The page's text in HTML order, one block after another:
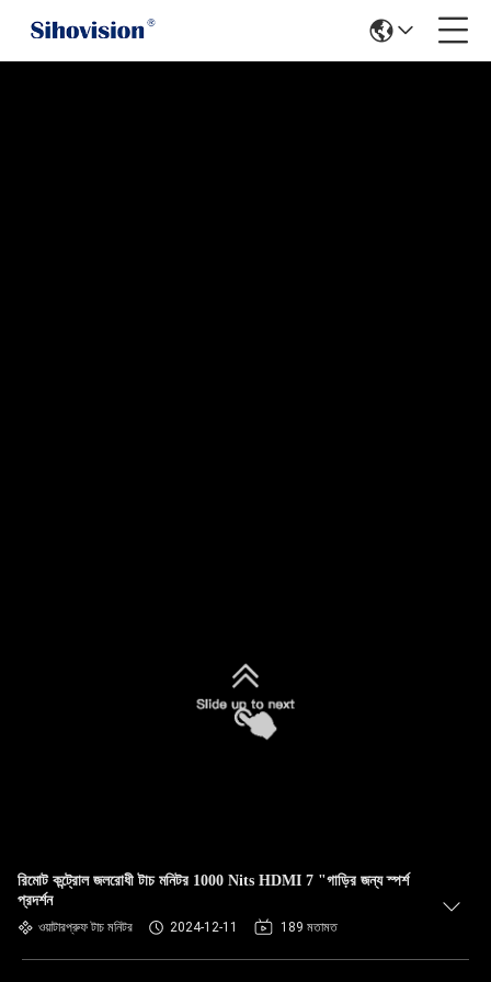
রিমোট কন্ট্রোল জলরোধী টাচ মনিটর 1000 Nits HDMI 7 "গাড়ির জন্য স্পর্শ
প্রদর্শন
ওয়াটারপ্রুফ টাচ মনিটর 2024-12-11 189 মতামত